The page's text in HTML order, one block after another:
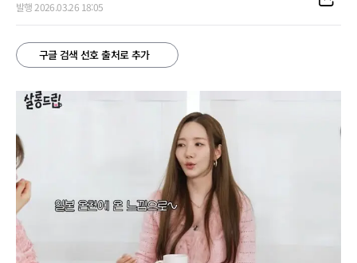
발행 2026.03.26 18:05
구글 검색 선호 출처로 추가